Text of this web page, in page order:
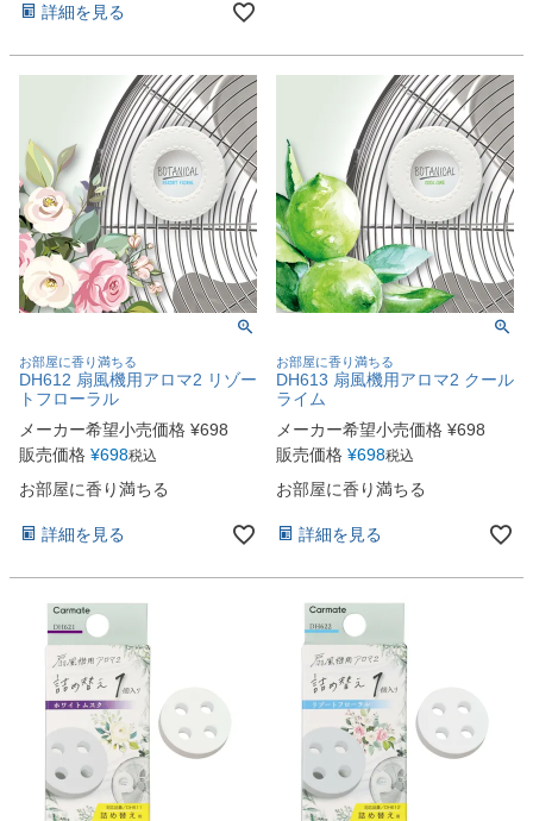
詳細を見る
お部屋に香り満ちる
DH612 扇風機用アロマ2 リゾー
トフローラル
メーカー希望小売価格 ¥698
販売価格 ¥698税込
お部屋に香り満ちる
詳細を見る
お部屋に香り満ちる
DH613 扇風機用アロマ2 クール
ライム
メーカー希望小売価格 ¥698
販売価格 ¥698税込
お部屋に香り満ちる
詳細を見る